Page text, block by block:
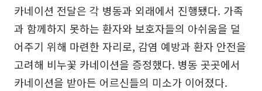
카네이션 전달은 각 병동과 외래에서 진행됐다. 가족
과 함께하지 못하는 환자와 보호자들의 아쉬움을 덜
어주기 위해 마련한 자리로, 감염 예방과 환자 안전을
고려해 비누꽃 카네이션을 증정했다. 병동 곳곳에서
카네이션을 받아든 어르신들의 미소가 이어졌다.